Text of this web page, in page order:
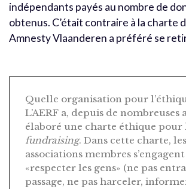
indépendants payés au nombre de
obtenus. C’était contraire à la charte
Amnesty Vlaanderen a préféré se
Quelle organisation pour
L’AERF a, depuis de nombreuses
élaboré une charte éthique pour
fundraising. Dans cette charte, les
associations membres s’engagent
«respecter les gens» (ne pas
passage, ne pas harceler,